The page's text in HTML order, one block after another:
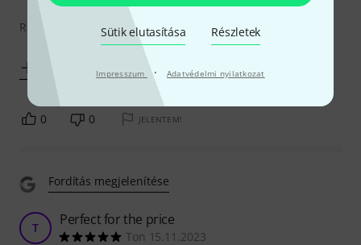
Sütik elutasítása Részletek
Impresszum · Adatvédelmi nyilatkozat
Reasonable complaints:
Mutass többet
0 0 JELENTEM!
Fordítás megjelenítése
T Perfect for the price
Ton 15.11.2023